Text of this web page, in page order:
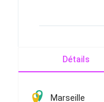
Détails
Marseille